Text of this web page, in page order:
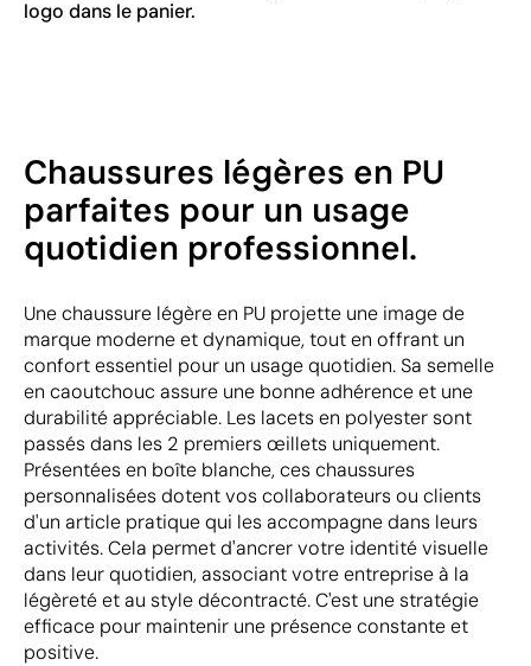
logo dans le panier.
Chaussures légères en PU
parfaites pour un usage
quotidien professionnel.
Une chaussure légère en PU projette une image de
marque moderne et dynamique, tout en offrant un
confort essentiel pour un usage quotidien. Sa semelle
en caoutchouc assure une bonne adhérence et une
durabilité appréciable. Les lacets en polyester sont
passés dans les 2 premiers œillets uniquement.
Présentées en boîte blanche, ces chaussures
personnalisées dotent vos collaborateurs ou clients
d'un article pratique qui les accompagne dans leurs
activités. Cela permet d'ancrer votre identité visuelle
dans leur quotidien, associant votre entreprise à la
légèreté et au style décontracté. C'est une stratégie
efficace pour maintenir une présence constante et
positive.